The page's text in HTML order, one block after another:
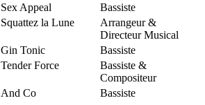
Sex Appeal
Bassiste
Squattez la Lune
Arrangeur &
Directeur Musical
Gin Tonic
Bassiste
Tender Force
Bassiste &
Compositeur
And Co Bassiste